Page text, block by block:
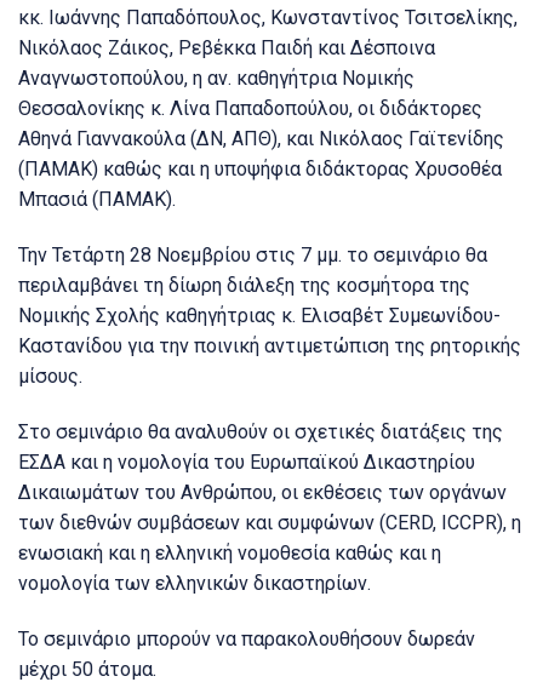
κκ. Ιωάννης Παπαδόπουλος, Κωνσταντίνος Τσιτσελίκης,
Νικόλαος Ζάικος, Ρεβέκκα Παιδή και Δέσποινα
Αναγνωστοπούλου, η αν. καθηγήτρια Νομικής
Θεσσαλονίκης κ. Λίνα Παπαδοπούλου, οι διδάκτορες
Αθηνά Γιαννακούλα (ΔΝ, ΑΠΘ), και Νικόλαος Γαϊτενίδης
(ΠΑΜΑΚ) καθώς και η υποψήφια διδάκτορας Χρυσοθέα
Μπασιά (ΠΑΜΑΚ).
Την Τετάρτη 28 Νοεμβρίου στις 7 μμ. το σεμινάριο θα
περιλαμβάνει τη δίωρη διάλεξη της κοσμήτορα της
Νομικής Σχολής καθηγήτριας κ. Ελισαβέτ Συμεωνίδου-
Καστανίδου για την ποινική αντιμετώπιση της ρητορικής
μίσους.
Στο σεμινάριο θα αναλυθούν οι σχετικές διατάξεις της
ΕΣΔΑ και η νομολογία του Ευρωπαϊκού Δικαστηρίου
Δικαιωμάτων του Ανθρώπου, οι εκθέσεις των οργάνων
των διεθνών συμβάσεων και συμφώνων (CERD, ICCPR), η
ενωσιακή και η ελληνική νομοθεσία καθώς και η
νομολογία των ελληνικών δικαστηρίων.
Το σεμινάριο μπορούν να παρακολουθήσουν δωρεάν
μέχρι 50 άτομα.